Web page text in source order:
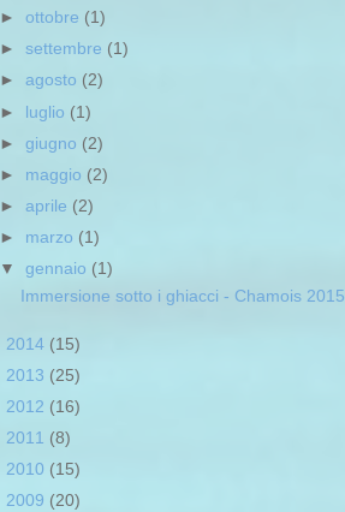
►ottobre (1)
►settembre (1)
►agosto (2)
► luglio (1)
►giugno (2)
► maggio (2)
►aprile (2)
► marzo (1)
▼gennaio (1)
Immersione sotto i ghiacci - Chamois 2015
2014 (15)
2013 (25)
2012 (16)
2011 (8)
2010 (15)
2009 (20)